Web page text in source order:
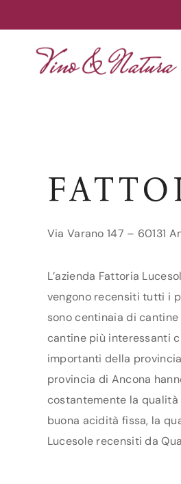
Via Varano 147 – 60131
L’azienda Fattoria
vengono recensiti tutti i
sono centinaia di
cantine più interessanti
importanti della
provincia di Ancona
costantemente la qualità
buona acidità fissa, la
Lucesole recensiti da